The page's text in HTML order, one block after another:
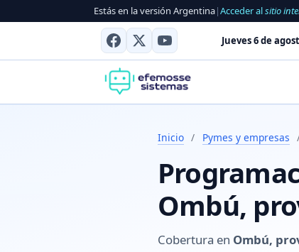
Estás en la versión Argentina|Acceder alsitio
Jueves 6 de
Inicio / Pymes y empresas
Ombú,
Cobertura en Ombú,